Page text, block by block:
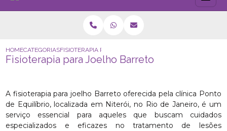
HOMECATEGORIASFISIOTERAPIA PARA JOELHO BARRETO
Fisioterapia para Joelho Barreto
A fisioterapia para joelho Barreto oferecida pela clínica Ponto
de Equilíbrio, localizada em Niterói, no Rio de Janeiro, é um
serviço essencial para aqueles que buscam cuidados
especializados e eficazes no tratamento de lesões